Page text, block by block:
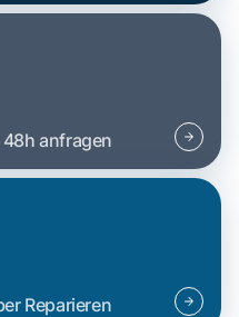
anfragen
Reparieren